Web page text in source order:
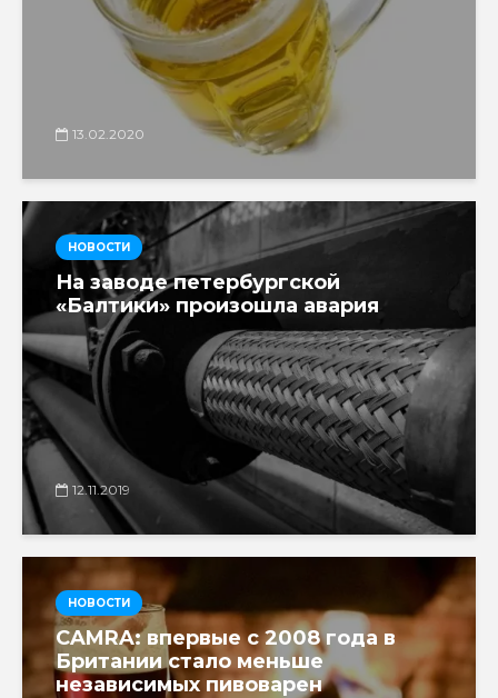
13.02.2020
НОВОСТИ
На заводе петербургской
«Балтики» произошла авария
12.11.2019
НОВОСТИ
CAMRA: впервые с 2008 года в
Британии стало меньше
независимых пивоварен